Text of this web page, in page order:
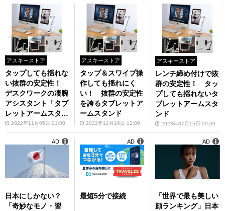
アスキーストア
タップしても揺れな
い抜群の安定性！
デスクワークの凄腕
アシスタント「タブ
レットアームスタン
ドS2C」
2022年11月05日 21:00
アスキーストア
タップ＆スワイプ操
作しても揺れにく
い！ 抜群の安定性
を誇るタブレットア
ームスタンド
2022年12月16日 12:00
アスキーストア
レンチ締め付けで抜
群の安定性！ タッ
プしても揺れないタ
ブレットアームスタ
ンド
2023年07月15日 09:00
日本にしかない？
「奇妙なモノ・習
AD
最短5分で接続
AD
「世界で最も美しい
顔ランキング」日本
AD